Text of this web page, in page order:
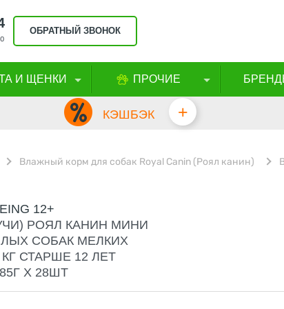
ОБРАТНЫЙ ЗВОНОК
И ЩЕНКИ ПРОЧИЕ
КЭШБЭК +
Влажный корм для собак Royal Canin (Роял канин)
12+
РОЯЛ КАНИН МИНИ
СОБАК МЕЛКИХ
СТАРШЕ 12 ЛЕТ
Х 28ШТ